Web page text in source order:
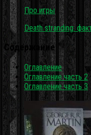
Про игры
Death stranding:
Содержание
Оглавление
Оглавление часть 2
Оглавление часть 3